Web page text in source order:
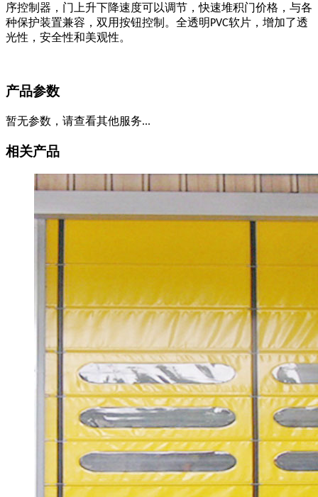
序控制器，门上升下降速度可以调节，快速堆积门价格，与各
种保护装置兼容，双用按钮控制。全透明 PVC软片，增加了透
光性，安全性和美观性。
产品参数
暂无参数，请查看其他服务...
相关产品